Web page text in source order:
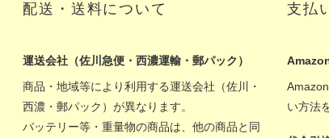
配送・送料について
運送会社（佐川急便・西濃運輸・郵パック）
商品・地域等により利用する運送会社（佐川・
西濃・郵パック）が異なります。
バッテリー等・重量物の商品は、他の商品と同
支払
い方法